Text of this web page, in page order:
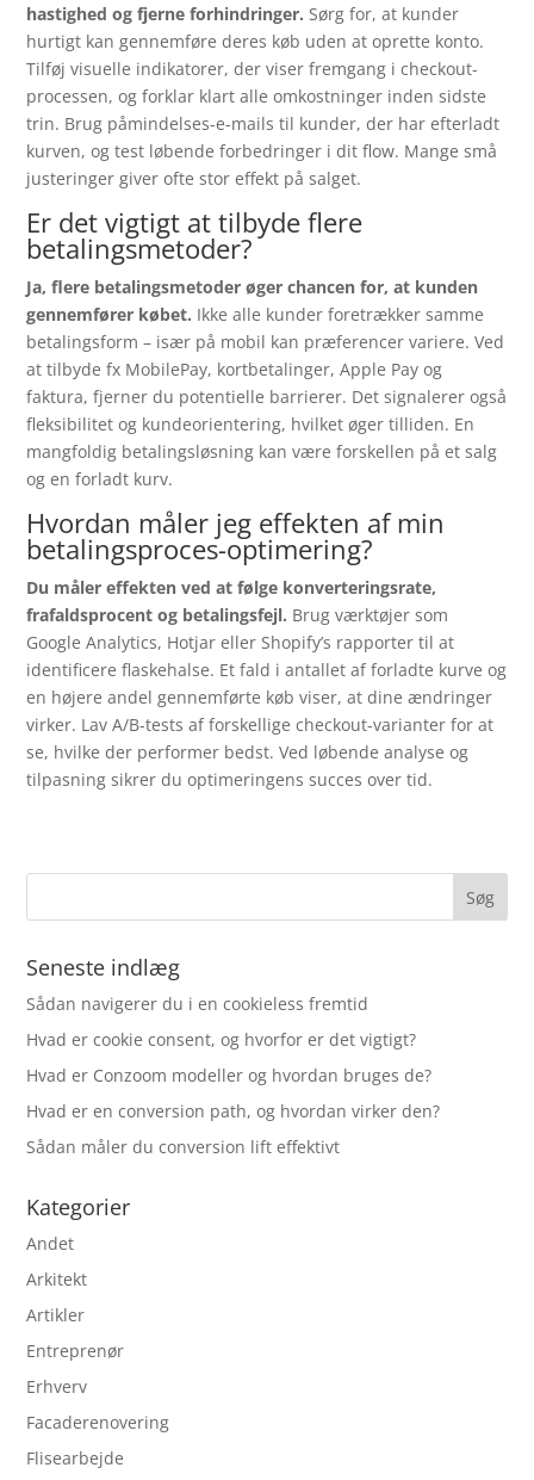
hastighed og fjerne forhindringer. Sørg for, at kunder
hurtigt kan gennemføre deres køb uden at oprette konto.
Tilføj visuelle indikatorer, der viser fremgang i checkout-
processen, og forklar klart alle omkostninger inden sidste
trin. Brug påmindelses-e-mails til kunder, der har efterladt
kurven, og test løbende forbedringer i dit flow. Mange små
justeringer giver ofte stor effekt på salget.
Er det vigtigt at tilbyde flere
betalingsmetoder?
Ja, flere betalingsmetoder øger chancen for, at kunden
gennemfører købet. Ikke alle kunder foretrækker samme
betalingsform – især på mobil kan præferencer variere. Ved
at tilbyde fx MobilePay, kortbetalinger, Apple Pay og
faktura, fjerner du potentielle barrierer. Det signalerer også
fleksibilitet og kundeorientering, hvilket øger tilliden. En
mangfoldig betalingsløsning kan være forskellen på et salg
og en forladt kurv.
Hvordan måler jeg effekten af min
betalingsproces-optimering?
Du måler effekten ved at følge konverteringsrate,
frafaldsprocent og betalingsfejl. Brug værktøjer som
Google Analytics, Hotjar eller Shopify’s rapporter til at
identificere flaskehalse. Et fald i antallet af forladte kurve og
en højere andel gennemførte køb viser, at dine ændringer
virker. Lav A/B-tests af forskellige checkout-varianter for at
se, hvilke der performer bedst. Ved løbende analyse og
tilpasning sikrer du optimeringens succes over tid.
Seneste indlæg
Sådan navigerer du i en cookieless fremtid
Hvad er cookie consent, og hvorfor er det vigtigt?
Hvad er Conzoom modeller og hvordan bruges de?
Hvad er en conversion path, og hvordan virker den?
Sådan måler du conversion lift effektivt
Kategorier
Andet
Arkitekt
Artikler
Entreprenør
Erhverv
Facaderenovering
Flisearbejde